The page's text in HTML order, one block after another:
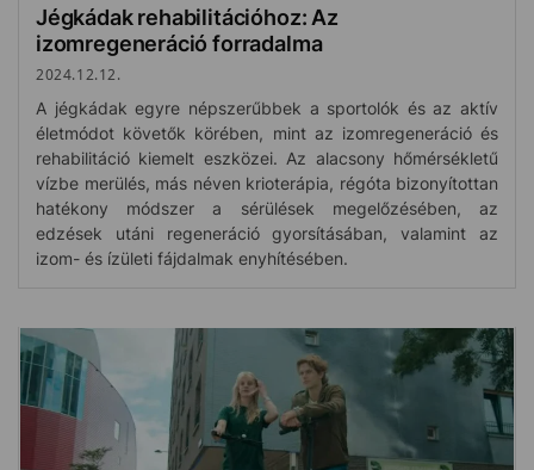
Jégkádak rehabilitációhoz: Az
izomregeneráció forradalma
2024.12.12.
A jégkádak egyre népszerűbbek a sportolók és az aktív
életmódot követők körében, mint az izomregeneráció és
rehabilitáció kiemelt eszközei. Az alacsony hőmérsékletű
vízbe merülés, más néven krioterápia, régóta bizonyítottan
hatékony módszer a sérülések megelőzésében, az
edzések utáni regeneráció gyorsításában, valamint az
izom- és ízületi fájdalmak enyhítésében.